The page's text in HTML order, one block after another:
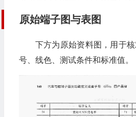
原始端子图与表图
下方为原始资料图，用于
号、线色、测试条件和标准值。